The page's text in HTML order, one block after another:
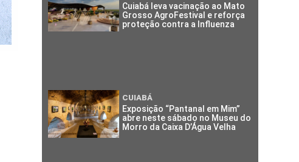
Cuiabá leva vacinação ao Mato
Grosso AgroFestival e reforça
proteção contra a Influenza
CUIABÁ
Exposição “Pantanal em Mim”
abre neste sábado no Museu do
Morro da Caixa D’Água Velha